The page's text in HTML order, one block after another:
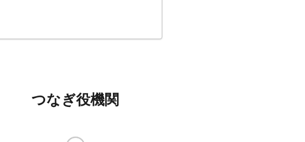
つなぎ役機関